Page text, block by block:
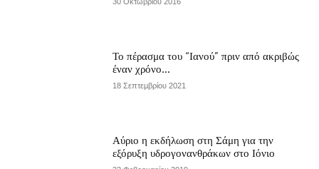
30 Οκτωβρίου 2016
Το πέρασμα του “Ιανού” πριν από ακριβώς
έναν χρόνο…
18 Σεπτεμβρίου 2021
Αύριο η εκδήλωση στη Σάμη για την
εξόρυξη υδρογονανθράκων στο Ιόνιο